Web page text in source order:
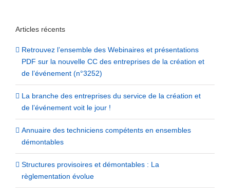
Articles récents
Retrouvez l’ensemble des Webinaires et présentations
PDF sur la nouvelle CC des entreprises de la création et
de l’événement (n°3252)
La branche des entreprises du service de la création et
de l’événement voit le jour !
Annuaire des techniciens compétents en ensembles
démontables
Structures provisoires et démontables : La
règlementation évolue